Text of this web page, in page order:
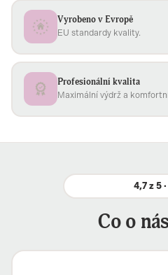
Vyrobeno v Evropě
EU standardy kvality.
Profesionální kvalita
Maximální výdrž a
4,7 z 5
Co o